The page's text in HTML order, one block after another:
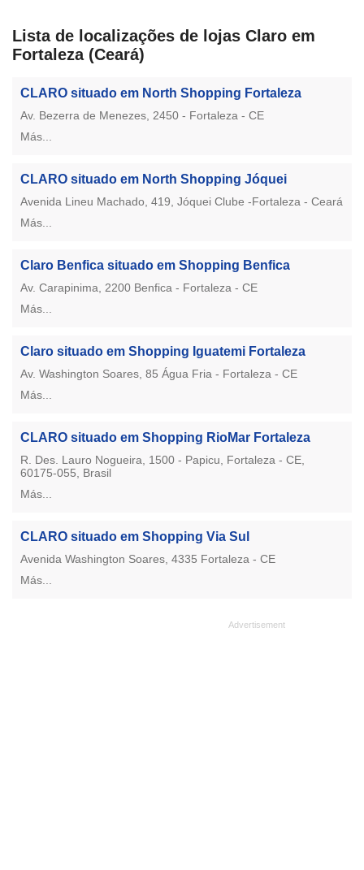
Lista de localizações de lojas Claro em
Fortaleza (Ceará)
CLARO situado em North Shopping Fortaleza
Av. Bezerra de Menezes, 2450 - Fortaleza - CE
Más...
CLARO situado em North Shopping Jóquei
Avenida Lineu Machado, 419, Jóquei Clube -Fortaleza - Ceará
Más...
Claro Benfica situado em Shopping Benfica
Av. Carapinima, 2200 Benfica - Fortaleza - CE
Más...
Claro situado em Shopping Iguatemi Fortaleza
Av. Washington Soares, 85 Água Fria - Fortaleza - CE
Más...
CLARO situado em Shopping RioMar Fortaleza
R. Des. Lauro Nogueira, 1500 - Papicu, Fortaleza - CE,
60175-055, Brasil
Más...
CLARO situado em Shopping Via Sul
Avenida Washington Soares, 4335 Fortaleza - CE
Más...